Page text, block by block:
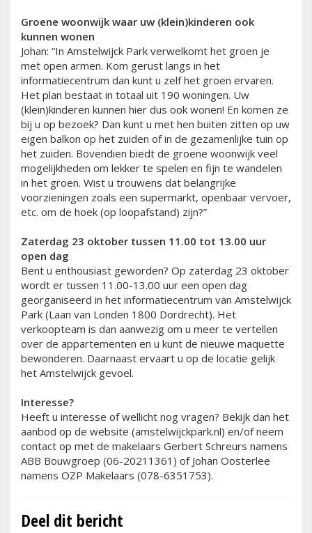
Groene woonwijk waar uw (klein)kinderen ook
kunnen wonen
Johan: “In Amstelwijck Park verwelkomt het groen je
met open armen. Kom gerust langs in het
informatiecentrum dan kunt u zelf het groen ervaren.
Het plan bestaat in totaal uit 190 woningen. Uw
(klein)kinderen kunnen hier dus ook wonen! En komen ze
bij u op bezoek? Dan kunt u met hen buiten zitten op uw
eigen balkon op het zuiden of in de gezamenlijke tuin op
het zuiden. Bovendien biedt de groene woonwijk veel
mogelijkheden om lekker te spelen en fijn te wandelen
in het groen. Wist u trouwens dat belangrijke
voorzieningen zoals een supermarkt, openbaar vervoer,
etc. om de hoek (op loopafstand) zijn?”
Zaterdag 23 oktober tussen 11.00 tot 13.00 uur
open dag
Bent u enthousiast geworden? Op zaterdag 23 oktober
wordt er tussen 11.00-13.00 uur een open dag
georganiseerd in het informatiecentrum van Amstelwijck
Park (Laan van Londen 1800 Dordrecht). Het
verkoopteam is dan aanwezig om u meer te vertellen
over de appartementen en u kunt de nieuwe maquette
bewonderen. Daarnaast ervaart u op de locatie gelijk
het Amstelwijck gevoel.
Interesse?
Heeft u interesse of wellicht nog vragen? Bekijk dan het
aanbod op de website (amstelwijckpark.nl) en/of neem
contact op met de makelaars Gerbert Schreurs namens
ABB Bouwgroep (06-20211361) of Johan Oosterlee
namens OZP Makelaars (078-6351753).
Deel dit bericht